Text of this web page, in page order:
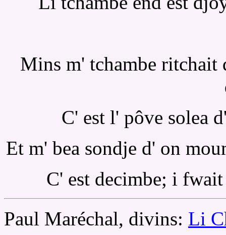
Mins m' tchambe
C' est l' pôve solea
Et m' bea sondje d' on
C' est decimbe; i
Paul Maréchal, divins: Li